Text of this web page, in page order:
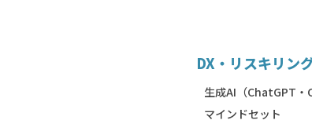
DX・リスキリン
生成AI（ChatGPT・
マインドセット